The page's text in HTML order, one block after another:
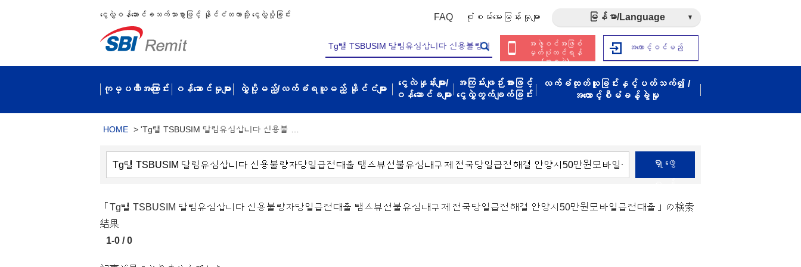
ငွေလွှဲဝန်ဆောင်ခသက်သာစွာဖြင့် နိုင်ငံတကာသို့ ငွေလွှဲပို့ခြင်း FAQ စုံစမ်းမေးမြန်းမှုများ မြန်မာ/Language
အဖွဲ့ဝင်အဖြစ်
မှတ်ပုံတင်ရန်
(အခမဲ့)
အကောင့်ဝင်မည်
ကုမ္ပဏီအကြောင်း ဝန်ဆောင်မှုများ လွှဲပို့မည့်/လက်ခံရယူမည့် နိုင်ငံများ
ငွေလဲနှုန်းများ/
ဝန်ဆောင်ခများ
အကြမ်းဖျဉ်းအားဖြင့်
ငွေလွှဲတွက်ချက်ခြင်း
လက်ခံထုတ်ယူခြင်းနှင့်ပတ်သက်၍ /
အကောင့်စီမံခန့်ခွဲမှု
HOME > 'Tg탤 TSBUSIM 달림유심삽니다 신용불 …
ရှာဖွေ
「Tg탤 TSBUSIM 달림유심삽니다 신용불량자당일급전대출 탬스뷰선불유심내구제 전국당일급전해결 안양시50만원모바일급전대출」の検索
結果
1-0 / 0